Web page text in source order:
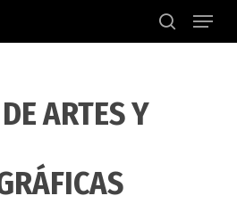
search
Menu
ARTES Y